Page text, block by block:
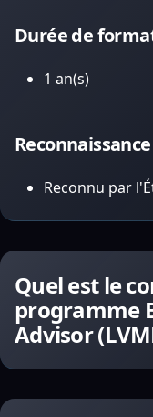
Durée de
1 an(s)
Reconnu par
Quel est le
programme
Advisor